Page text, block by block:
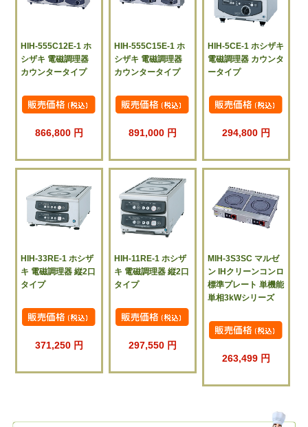
HIH-555C12E-1 ホ
シザキ 電磁調理器
カウンタータイプ
866,800 円
HIH-555C15E-1 ホ
シザキ 電磁調理器
カウンタータイプ
891,000 円
HIH-5CE-1 ホシザキ
電磁調理器 カウンタ
ータイプ
294,800 円
HIH-33RE-1 ホシザ
キ 電磁調理器 縦2口
タイプ
371,250 円
HIH-11RE-1 ホシザ
キ 電磁調理器 縦2口
タイプ
297,550 円
MIH-3S3SC マルゼ
ン IHクリーンコンロ
標準プレート 単機能
単相3kWシリーズ
263,499 円